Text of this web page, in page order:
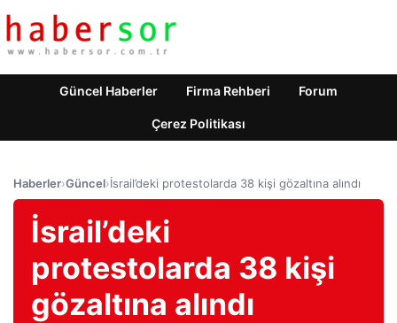
Güncel Haberler Firma Rehberi Forum
Çerez Politikası
Haberler›Güncel›İsrail’deki protestolarda 38 kişi gözaltına alındı
İsrail’deki
protestolarda 38 kişi
gözaltına alındı